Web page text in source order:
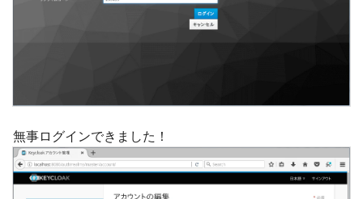
無事ログインできました！